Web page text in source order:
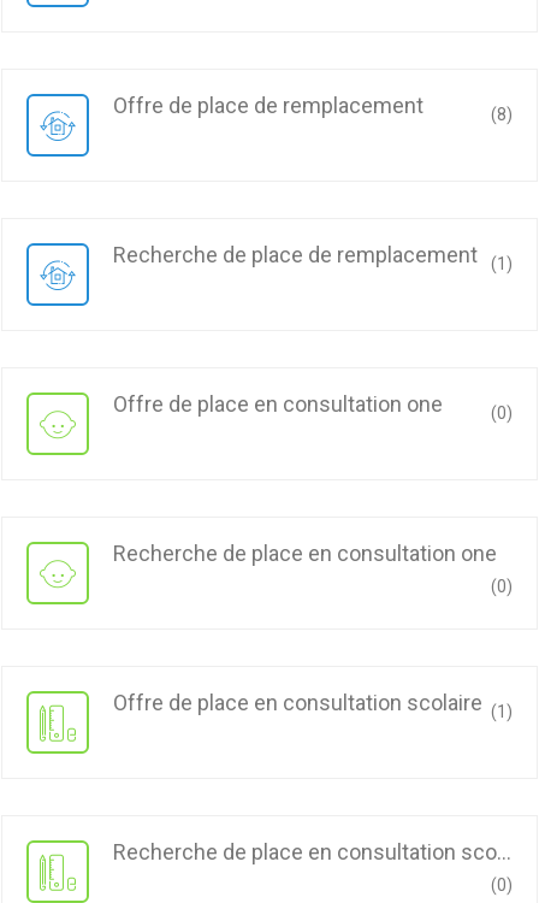
offre de place de remplacement (8)
recherche de place de remplacement (1)
offre de place en consultation one (0)
recherche de place en consultation one
(0)
offre de place en consultation scolaire (1)
recherche de place en consultation scolaire
(0)